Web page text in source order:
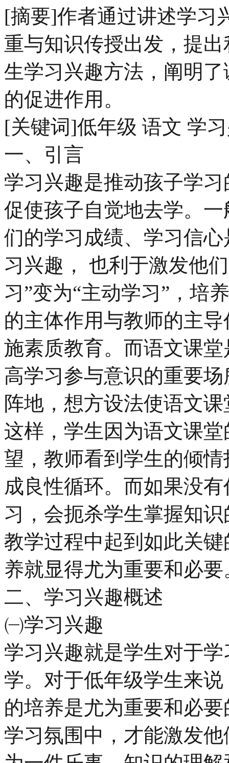
[摘要]作者通过讲述学习
重与知识传授出发，提
生学习兴趣方法，阐明
的促进作用。
[关键词]低年级 语文 学
一、引言
学习兴趣是推动孩子学
促使孩子自觉地去学。
们的学习成绩、学习信
习兴趣， 也利于激发他
习”变为“主动学习”，培
的主体作用与教师的主
施素质教育。而语文课
高学习参与意识的重要
阵地，想方设法使语文
这样，学生因为语文课
望，教师看到学生的倾
成良性循环。而如果没
习，会扼杀学生掌握知
教学过程中起到如此关
养就显得尤为重要和必要
二、学习兴趣概述
㈠学习兴趣
学习兴趣就是学生对于
学。对于低年级学生来
的培养是尤为重要和必
学习氛围中，才能激发